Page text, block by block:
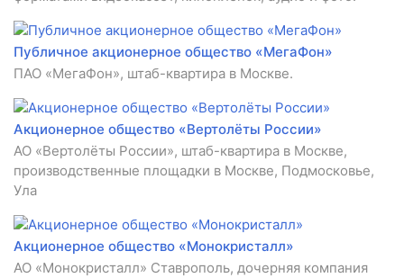
Публичное акционерное общество «МегаФон»
ПАО «МегаФон», штаб-квартира в Москве.
Акционерное общество «Вертолёты России»
АО «Вертолёты России», штаб-квартира в Москве,
производственные площадки в Москве, Подмосковье,
Ула
Акционерное общество «Монокристалл»
АО «Монокристалл» Ставрополь, дочерняя компания